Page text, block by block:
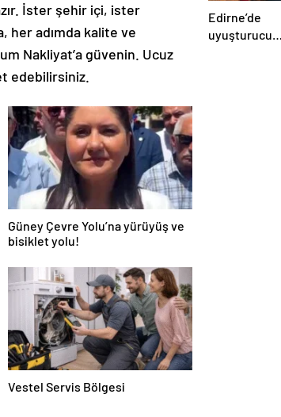
İster şehir içi, ister
her adımda kalite ve
Nakliyat’a güvenin. Ucuz
edebilirsiniz.
Güney Çevre Yolu’na yürüyüş ve
bisiklet yolu!
Vestel Servis Bölgesi
Edirne’de
uyuşturucu